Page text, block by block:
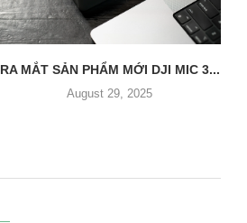
RA MẮT SẢN PHẨM MỚI DJI MIC 3...
August 29, 2025